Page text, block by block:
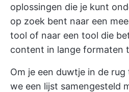
oplossingen die je kunt
op zoek bent naar een
tool of naar een tool die
content in lange formaten
Om je een duwtje in de
we een lijst samengesteld